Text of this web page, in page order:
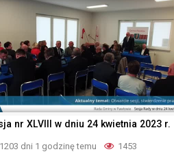
nr XLVIII w dniu 24 kwietnia 2023 r.
1203 dni 1 godzinę temu 1453